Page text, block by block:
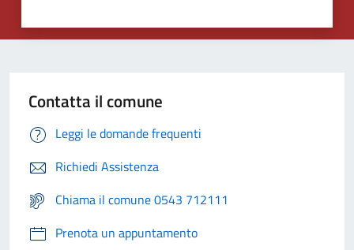
Contatta il comune
Leggi le domande frequenti
Richiedi Assistenza
Chiama il comune 0543 712111
Prenota un appuntamento